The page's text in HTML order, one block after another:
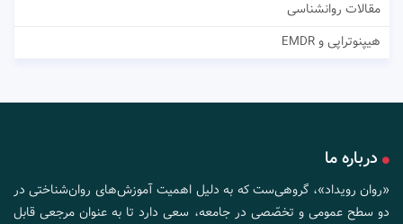
مقالات روانشناسی
هیپنوتراپی و EMDR
درباره ما
«روان رویداد»، گروهی‌ست که به دلیل اهمیت آموزش‌های روان‌شناختی در
دو سطح عمومی و تخصّصی در جامعه، سعی دارد تا به عنوان مرجعی قابل